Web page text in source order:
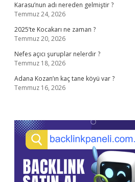
Karasu’nun adı nereden gelmiştir ?
Temmuz 24, 2026
2025’te Kocakarı ne zaman ?
Temmuz 20, 2026
Nefes açıcı şuruplar nelerdir ?
Temmuz 18, 2026
Adana Kozan’ın kaç tane köyü var ?
Temmuz 16, 2026